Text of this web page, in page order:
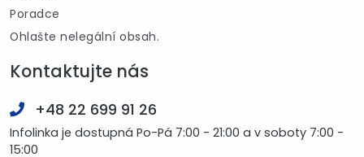
Poradce
Ohlašte nelegální obsah.
Kontaktujte nás
+48 22 699 91 26
Infolinka je dostupná Po-Pá 7:00 - 21:00 a v soboty 7:00 -
15:00